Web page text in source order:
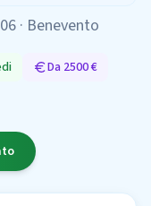
· Benevento
Da 2500 €